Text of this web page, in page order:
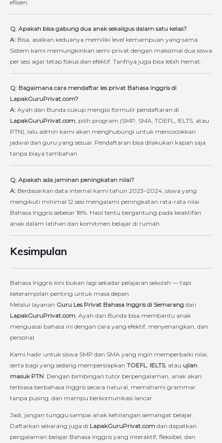
efisien.
Q: Apakah bisa gabung dua anak sekaligus dalam satu kelas?
A: Bisa, asalkan keduanya memiliki level kemampuan yang sama.
Sistem kami memungkinkan semi-privat dengan maksimal dua siswa
per sesi agar tetap fokus dan efektif. Tarifnya juga bisa lebih hemat.
Q: Bagaimana cara mendaftar les privat Bahasa Inggris di
LapakGuruPrivat.com?
A: Ayah dan Bunda cukup mengisi formulir pendaftaran di
LapakGuruPrivat.com , pilih program (SMP, SMA, TOEFL, IELTS, atau
PTN), lalu admin kami akan menghubungi untuk mencocokkan
jadwal dan guru yang sesuai. Pendaftaran bisa dilakukan kapan saja
tanpa biaya tambahan.
Q: Apakah ada jaminan peningkatan nilai?
A: Berdasarkan data internal kami tahun 2023–2024, siswa yang
mengikuti minimal 12 sesi mengalami peningkatan rata-rata nilai
Bahasa Inggris sebesar 18%. Hasil tentu bergantung pada keaktifan
anak dalam latihan dan komitmen belajar di rumah.
Kesimpulan
Bahasa Inggris kini bukan lagi sekadar pelajaran sekolah — tapi
keterampilan penting untuk masa depan.
Melalui layanan Guru Les Privat Bahasa Inggris di Semarang dari
LapakGuruPrivat.com , Ayah dan Bunda bisa membantu anak
menguasai bahasa ini dengan cara yang efektif, menyenangkan, dan
personal.
Kami hadir untuk siswa SMP dan SMA yang ingin memperbaiki nilai,
serta bagi yang sedang mempersiapkan TOEFL IELTS, atau ujian
masuk PTN . Dengan bimbingan tutor berpengalaman, anak akan
terbiasa berbahasa Inggris secara natural, memahami grammar
tanpa pusing, dan mampu berkomunikasi lancar.
Jadi, jangan tunggu sampai anak kehilangan semangat belajar.
Daftarkan sekarang juga di LapakGuruPrivat.com dan dapatkan
pengalaman belajar Bahasa Inggris yang interaktif, fleksibel, dan